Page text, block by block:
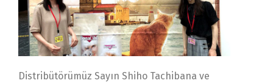
Distribütörümüz Sayın Shiho Tachibana ve